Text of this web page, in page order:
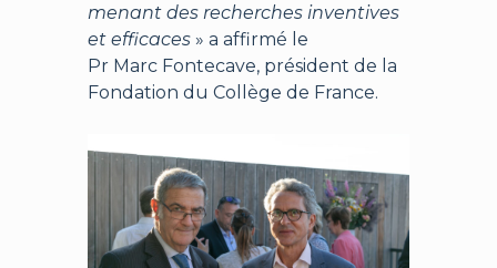
menant des recherches inventives
et efficaces » a affirmé le
Pr Marc Fontecave, président de la
Fondation du Collège de France.